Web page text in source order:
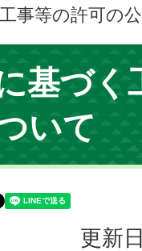
事等の許可の
基づく
いて
更新